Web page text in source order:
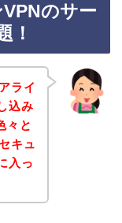
のサー
！
ライ
込み
々と
キュ
入っ